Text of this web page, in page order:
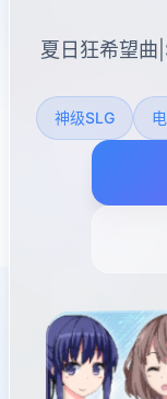
夏日狂希望
神级SLG